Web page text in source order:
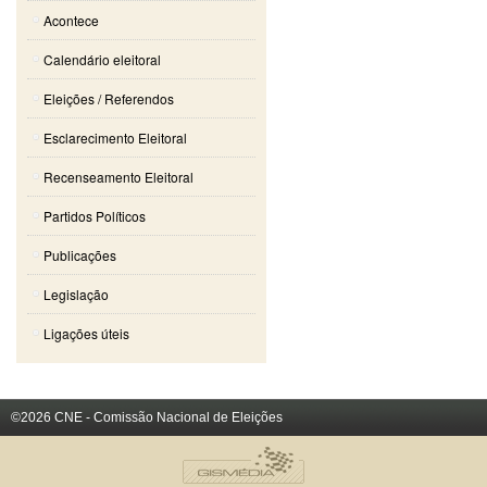
Acontece
Calendário eleitoral
Eleições / Referendos
Esclarecimento Eleitoral
Recenseamento Eleitoral
Partidos Políticos
Publicações
Legislação
Ligações úteis
©2026 CNE - Comissão Nacional de Eleições